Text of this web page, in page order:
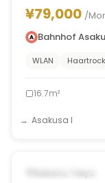
¥79,000 /
Bahnhof
WLAN
16.7m²
Asakusa I
Nakano, Tokyo